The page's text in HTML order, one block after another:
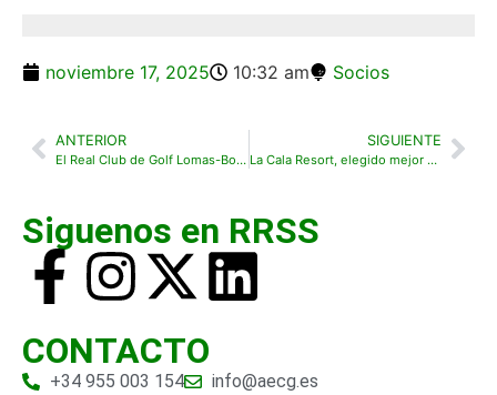
noviembre 17, 2025 10:32 am Socios
ANTERIOR
El Real Club de Golf Lomas-Bosque asumirá la presidencia de la Asociación de Campos de Golf de Madrid
SIGUIENTE
La Cala Resort, elegido mejor hotel de golf de España en los World Golf Awards 2025
Siguenos en RRSS
CONTACTO
+34 955 003 154
info@aecg.es